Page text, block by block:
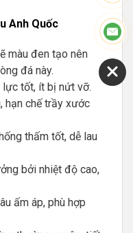
Anh Quốc
màu đen tạo nên
đá này.
tốt, ít bị nứt vỡ.
hạn chế trầy xước
thấm tốt, dễ lau
bởi nhiệt độ cao,
ấm áp, phù hợp